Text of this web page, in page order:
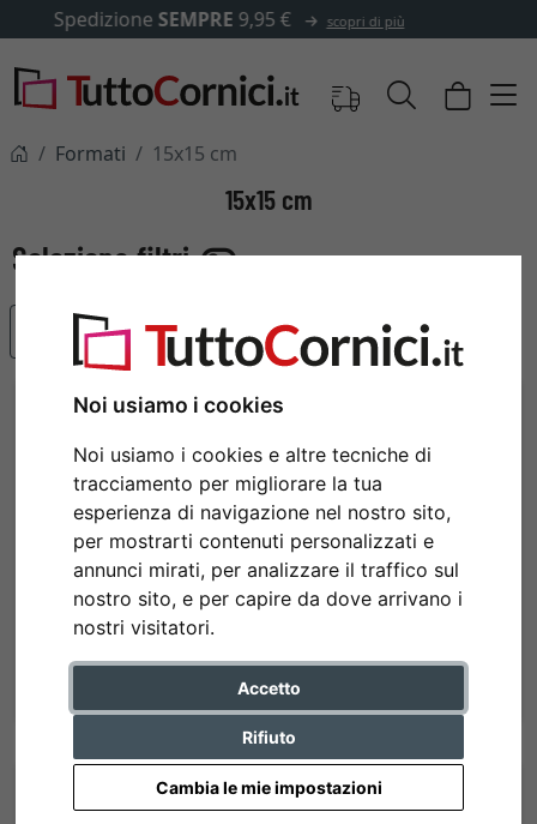
Noi usiamo i cookies
Noi usiamo i cookies e altre tecniche di
tracciamento per migliorare la tua
esperienza di navigazione nel nostro sito,
per mostrarti contenuti personalizzati e
annunci mirati, per analizzare il traffico sul
nostro sito, e per capire da dove arrivano i
nostri visitatori.
Accetto
Rifiuto
Cambia le mie impostazioni
✓500.000 articoli tra cui scegliere
Formati 15x15 cm
15x15 cm
Articoli più popolari
Cornice in plastica New Lifestyle
da 5,30 € * da 10,30 € *